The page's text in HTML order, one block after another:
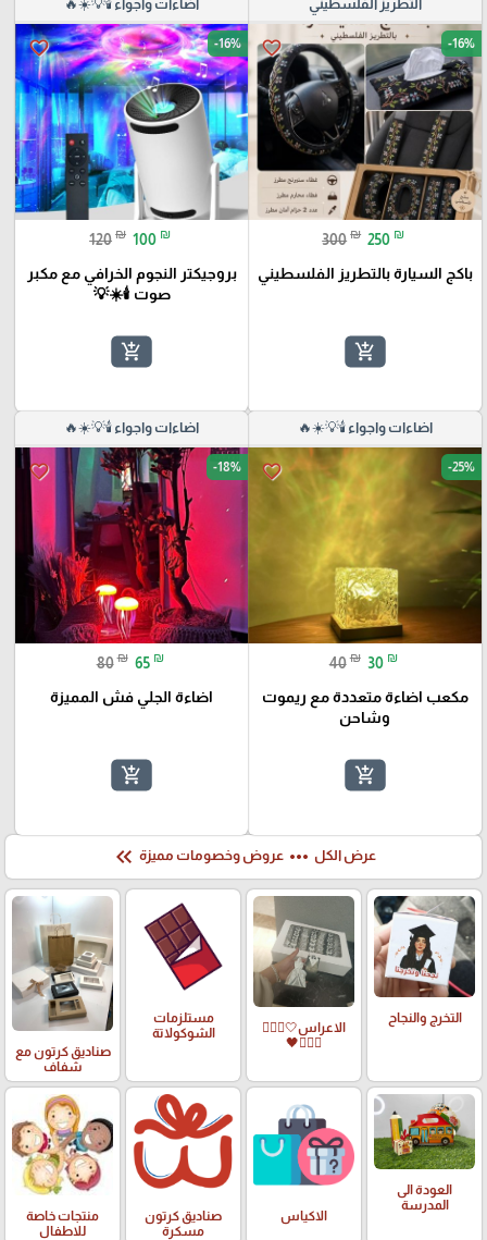
التطريز الفلسطيني
favorite_border -16%
300 ₪ 250 ₪
باكج السيارة بالتطريز الفلسطيني
add_shopping_cart
اضاءات واجواء 🕯️💡☀️🔥
favorite_border -16%
120 ₪ 100 ₪
بروجيكتر النجوم الخرافي مع مكبر
صوت 🕯️☀️💡
add_shopping_cart
اضاءات واجواء 🕯️💡☀️🔥
favorite_border -25%
40 ₪ 30 ₪
مكعب اضاءة متعددة مع ريموت
وشاحن
add_shopping_cart
اضاءات واجواء 🕯️💡☀️🔥
favorite_border -18%
80 ₪ 65 ₪
اضاءة الجلي فش المميزة
add_shopping_cart
عرض الكل more_horiz عروض وخصومات مميزة keyboard_double_arrow_left
التخرج والنجاح
الاعراس🤍🤵🏻‍♀️
👰🏻‍♀️🖤
مستلزمات
الشوكولاتة
صناديق كرتون مع
شفاف
العودة الى
المدرسة
الاكياس
صناديق كرتون
مسكرة
منتجات خاصة
للاطفال